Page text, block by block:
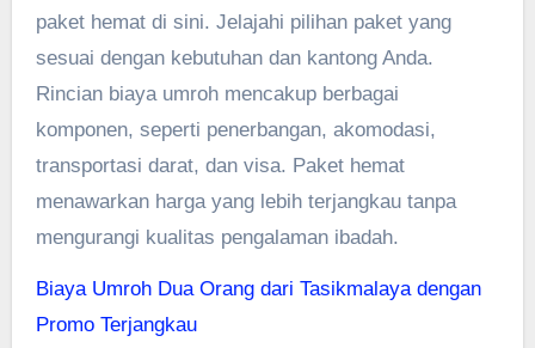
paket hemat di sini. Jelajahi pilihan paket yang
sesuai dengan kebutuhan dan kantong Anda.
Rincian biaya umroh mencakup berbagai
komponen, seperti penerbangan, akomodasi,
transportasi darat, dan visa. Paket hemat
menawarkan harga yang lebih terjangkau tanpa
mengurangi kualitas pengalaman ibadah.
Biaya Umroh Dua Orang dari Tasikmalaya dengan
Promo Terjangkau